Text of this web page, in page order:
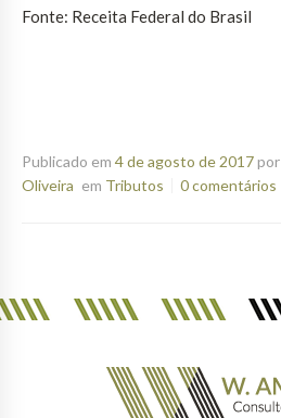
Fonte: Receita Federal do Brasil
Publicado em 4 de agosto de 2017por
Oliveira em Tributos 0 comentários